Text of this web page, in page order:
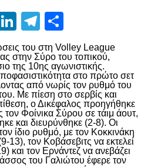
LinkedIn
Telegram
του στη Volley League
στην Σύρο του τοπικού,
της 10ης αγωνιστικής.
στο πρώτο σετ
από νωρίς τον ρυθμό του
Με πίεση στο σερβίς και
ο Δικέφαλος προηγήθηκε
Φοίνικα Σύρου σε τάιμ άουτ,
και διευρύνθηκε (2-8). Οι
ίδιο ρυθμό, με τον Κοκκινάκη
13), τον Κοβάσεβιτς να εκτελεί
και τον Ερνάντεζ να ανεβάζει
του Γαλιώτου έφερε τον